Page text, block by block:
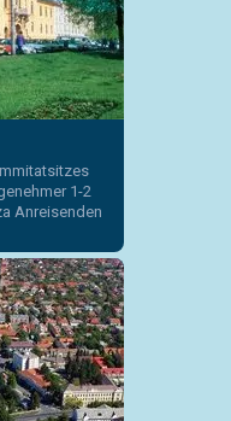
1-2
Anreisenden